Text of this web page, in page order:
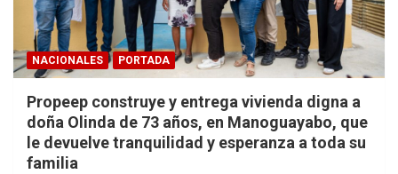
NACIONALES PORTADA
Propeep construye y entrega vivienda digna a
doña Olinda de 73 años, en Manoguayabo, que
le devuelve tranquilidad y esperanza a toda su
familia